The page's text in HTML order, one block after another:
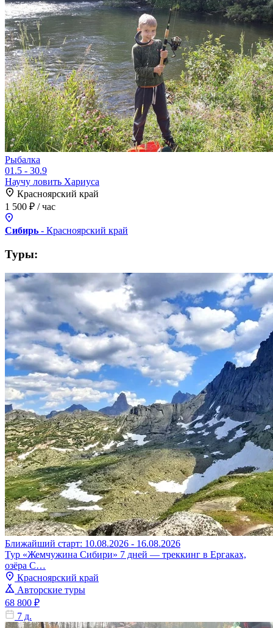
Рыбалка
01.5 - 30.9
Научу ловить Хариуса
Красноярский край
1 500 ₽ / час
Сибирь - Красноярский край
Туры:
Ближайший старт: 10.08.2026 - 16.08.2026
Тур «Жемчужина Сибири» 7 дней — треккинг в Ергаках,
озёра С…
Красноярский край
Авторские туры
68 800 ₽
7 д.